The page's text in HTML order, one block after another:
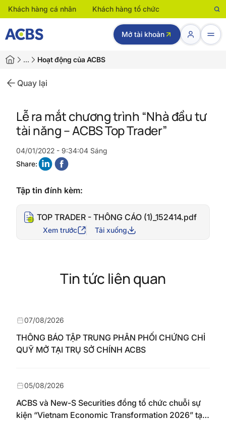
Khách hàng cá nhân Khách hàng tổ chức
Mở tài khoản
… Hoạt động của ACBS
Quay lại
Lễ ra mắt chương trình “Nhà đầu tư
tài năng – ACBS Top Trader”
04/01/2022 - 9:34:04 Sáng
Share:
Tập tin đính kèm:
TOP TRADER - THÔNG CÁO (1)_152414.pdf
Xem trước Tải xuống
Tin tức liên quan
THÔNG BÁO TẬP TRUNG PHÂN PHỐI CHỨNG CHỈ
QUỸ MỞ TẠI TRỤ SỞ CHÍNH ACBS
07/08/2026
ACBS và New-S Securities đồng tổ chức chuỗi sự
kiện “Vietnam Economic Transformation 2026” tại
05/08/2026